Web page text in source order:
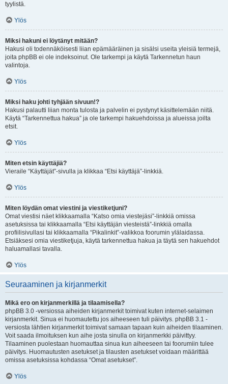
tyylistä.
Ylös
Miksi hakuni ei löytänyt mitään?
Hakusi oli todennäköisesti liian epämääräinen ja sisälsi useita yleisiä termejä,
joita phpBB ei ole indeksoinut. Ole tarkempi ja käytä Tarkennetun haun
valintoja.
Ylös
Miksi haku johti tyhjään sivuun!?
Hakusi palautti liian monta tulosta ja palvelin ei pystynyt käsittelemään niitä.
Käytä “Tarkennettua hakua” ja ole tarkempi hakuehdoissa ja alueissa joilta
etsit.
Ylös
Miten etsin käyttäjiä?
Vieraile “Käyttäjät”-sivulla ja klikkaa “Etsi käyttäjä”-linkkiä.
Ylös
Miten löydän omat viestini ja viestiketjuni?
Omat viestisi näet klikkaamalla “Katso omia viestejäsi”-linkkiä omissa
asetuksissa tai klikkaamalla “Etsi käyttäjän viesteistä”-linkkiä omalla
profiilisivullasi tai klikkaamalla “Pikalinkit”-valikkoa foorumin ylälaidassa.
Etsiäksesi omia viestiketjuja, käytä tarkennettua hakua ja täytä sen hakuehdot
haluamallasi tavalla.
Ylös
Seuraaminen ja kirjanmerkit
Mikä ero on kirjanmerkillä ja tilaamisella?
phpBB 3.0 -versiossa aiheiden kirjanmerkit toimivat kuten internet-selaimen
kirjanmerkit. Sinua ei huomautettu jos aiheeseen tuli päivitys. phpBB 3.1 -
versiosta lähtien kirjanmerkit toimivat samaan tapaan kuin aiheiden tilaaminen.
Voit saada ilmoituksen kun aihe josta sinulla on kirjanmerkki päivittyy.
Tilaaminen puolestaan huomauttaa sinua kun aiheeseen tai foorumiin tulee
päivitys. Huomautusten asetukset ja tilausten asetukset voidaan määrittää
omissa asetuksissa kohdassa “Omat asetukset”.
Ylös